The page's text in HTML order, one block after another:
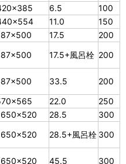
6.5
100
11.0
150
17.5
200
17.5+風呂栓 200
33.5
200
22.0
250
28.5
300
28.5+風呂栓 300
45.5
300